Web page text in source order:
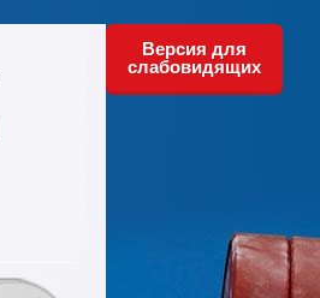
Версия для
слабовидящих